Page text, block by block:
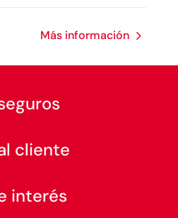
Más información
cliente
interés